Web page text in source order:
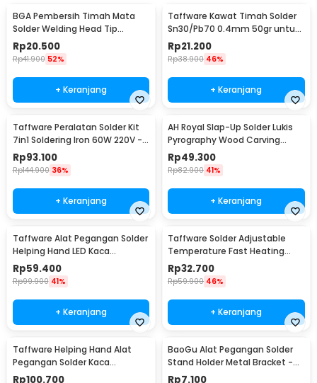
BGA Pembersih Timah Mata
Solder Welding Head Tip
Cleaning
Rp20.500
Rp41.900 52%
+ Keranjang
Taffware Kawat Timah Solder
Sn30/Pb70 0.4mm 50gr untuk
PCB Elektronik 0.4mm
Rp21.200
Rp38.900 46%
+ Keranjang
Taffware Peralatan Solder Kit
7in1 Soldering Iron 60W 220V -
CS-31 E
Rp93.100
Rp144.900 36%
+ Keranjang
AH Royal Slap-Up Solder Lukis
Pyrography Wood Carving
Soldering Iron - PAC904
Rp49.300
Rp82.900 41%
+ Keranjang
Taffware Alat Pegangan Solder
Helping Hand LED Kaca
Pembesar 3.5X - TE-801
Rp59.400
Rp99.900 41%
+ Keranjang
Taffware Solder Adjustable
Temperature Fast Heating
60W with 5 Tips - CS-31 A
Rp32.700
Rp59.900 46%
+ Keranjang
Taffware Helping Hand Alat
Pegangan Solder Kaca
Pembesar LED - MG16129-C
Rp100.700
BaoGu Alat Pegangan Solder
Stand Holder Metal Bracket -
DBL-X10
Rp7.100